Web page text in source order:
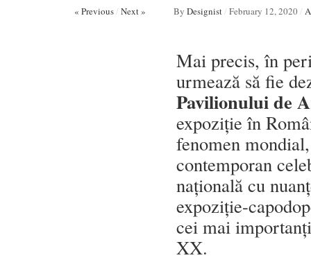
« Previous/ Next » By Designist/ February 12, 2020/
Mai precis, în
urmează să fie
Pavilionului de
expoziție în
fenomen
contemporan
națională cu
expoziție-
cei mai
XX.